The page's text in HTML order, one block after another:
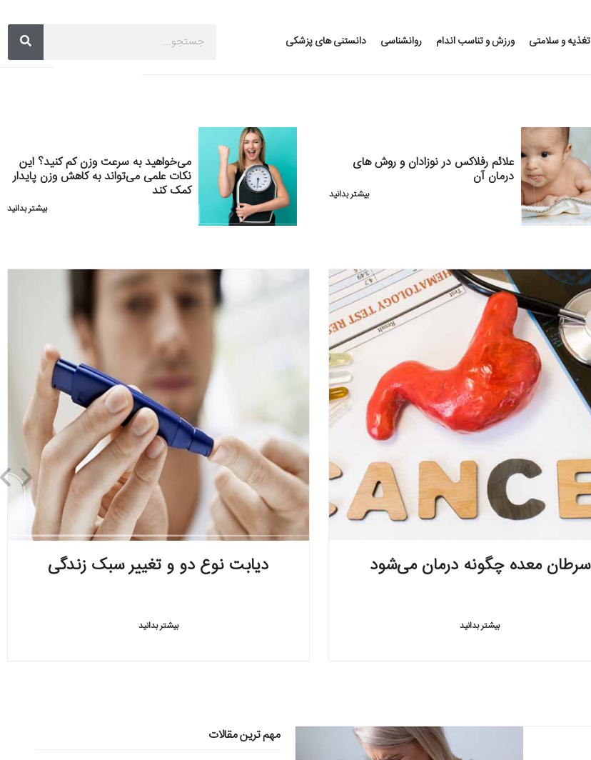
تغذیه و سلامتی ورزش و تناسب اندام روانشناسی دانستنی های پزشکی
علائم رفلاکس در نوزادان و روش های
درمان آن
بیشتر بدانید
می‌خواهید به سرعت وزن کم کنید؟ این
نکات علمی می‌تواند به کاهش وزن پایدار
کمک کند
بیشتر بدانید
سرطان معده چگونه درمان می‌شود
بیشتر بدانید
دیابت نوع دو و تغییر سبک زندگی
بیشتر بدانید
مهم ترین مقالات